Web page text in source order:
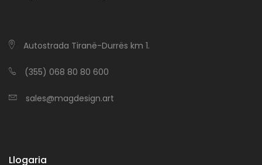
Autostrada Tiranë-Durrës km 1.
(355) 068 80 80 600
sales@magdesign.art
Llogaria